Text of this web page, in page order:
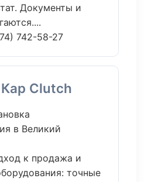
Документы и
742-58-27
Clutch
в Великий
к продажа и
точные